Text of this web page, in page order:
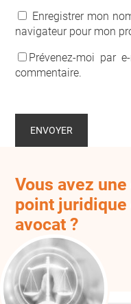
Enregistrer mon
navigateur pour mon
Prévenez-moi par
commentaire.
Vous avez
point juridique
avocat ?